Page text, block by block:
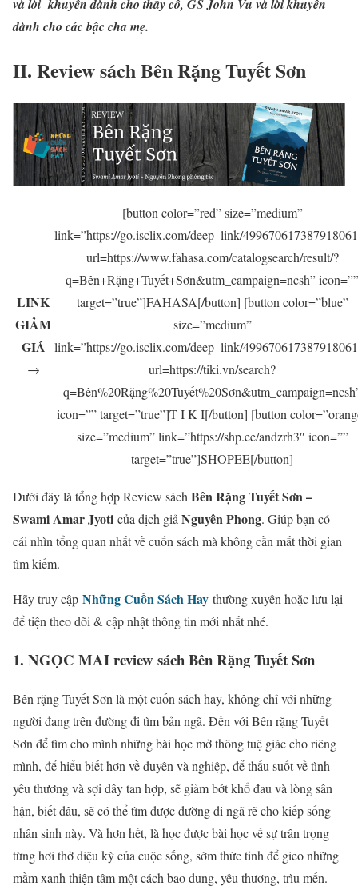
và lời khuyên dành cho thầy cô, GS John Vu và lời khuyên
dành cho các bậc cha mẹ.
II. Review sách Bên Rặng Tuyết Sơn
LINK
GIẢM
GIÁ
→
[button color=”red” size=”medium”
link=”https://go.isclix.com/deep_link/
url=https://www.fahasa.com/catalogsearch/result/?
q=Bên+Rặng+Tuyết+Sơn&utm_campaign=ncsh” icon=””
target=”true”]FAHASA[/button] [button color=”blue”
size=”medium”
link=”https://go.isclix.com/deep_link/
url=https://tiki.vn/search?
icon=”” target=”true”]T I K I[/button] [button
size=”medium” link=”https://shp.ee/andzrh3″ icon=””
target=”true”]SHOPEE[/button]
Dưới đây là tổng hợp Review sách Bên Rặng Tuyết Sơn –
Swami Amar Jyoti của dịch giả Nguyên Phong. Giúp bạn có
cái nhìn tổng quan nhất về cuốn sách mà không cần mất thời gian
tìm kiếm.
Hãy truy cập Những Cuốn Sách Hay thường xuyên hoặc lưu lại
để tiện theo dõi & cập nhật thông tin mới nhất nhé.
1. NGỌC MAI review sách Bên Rặng Tuyết Sơn
Bên rặng Tuyết Sơn là một cuốn sách hay, không chỉ với những
người đang trên đường đi tìm bản ngã. Đến với Bên rặng Tuyết
Sơn để tìm cho mình những bài học mở thông tuệ giác cho riêng
mình, để hiểu biết hơn về duyên và nghiệp, để thấu suốt về tình
yêu thương và sợi dây tan hợp, sẽ giảm bớt khổ đau và lòng sân
hận, biết đâu, sẽ có thể tìm được đường đi ngã rẽ cho kiếp sống
nhân sinh này. Và hơn hết, là học được bài học về sự trân trọng
từng hơi thở diệu kỳ của cuộc sống, sớm thức tỉnh để gieo những
mầm xanh thiện tâm một cách bao dung, yêu thương, trìu mến.